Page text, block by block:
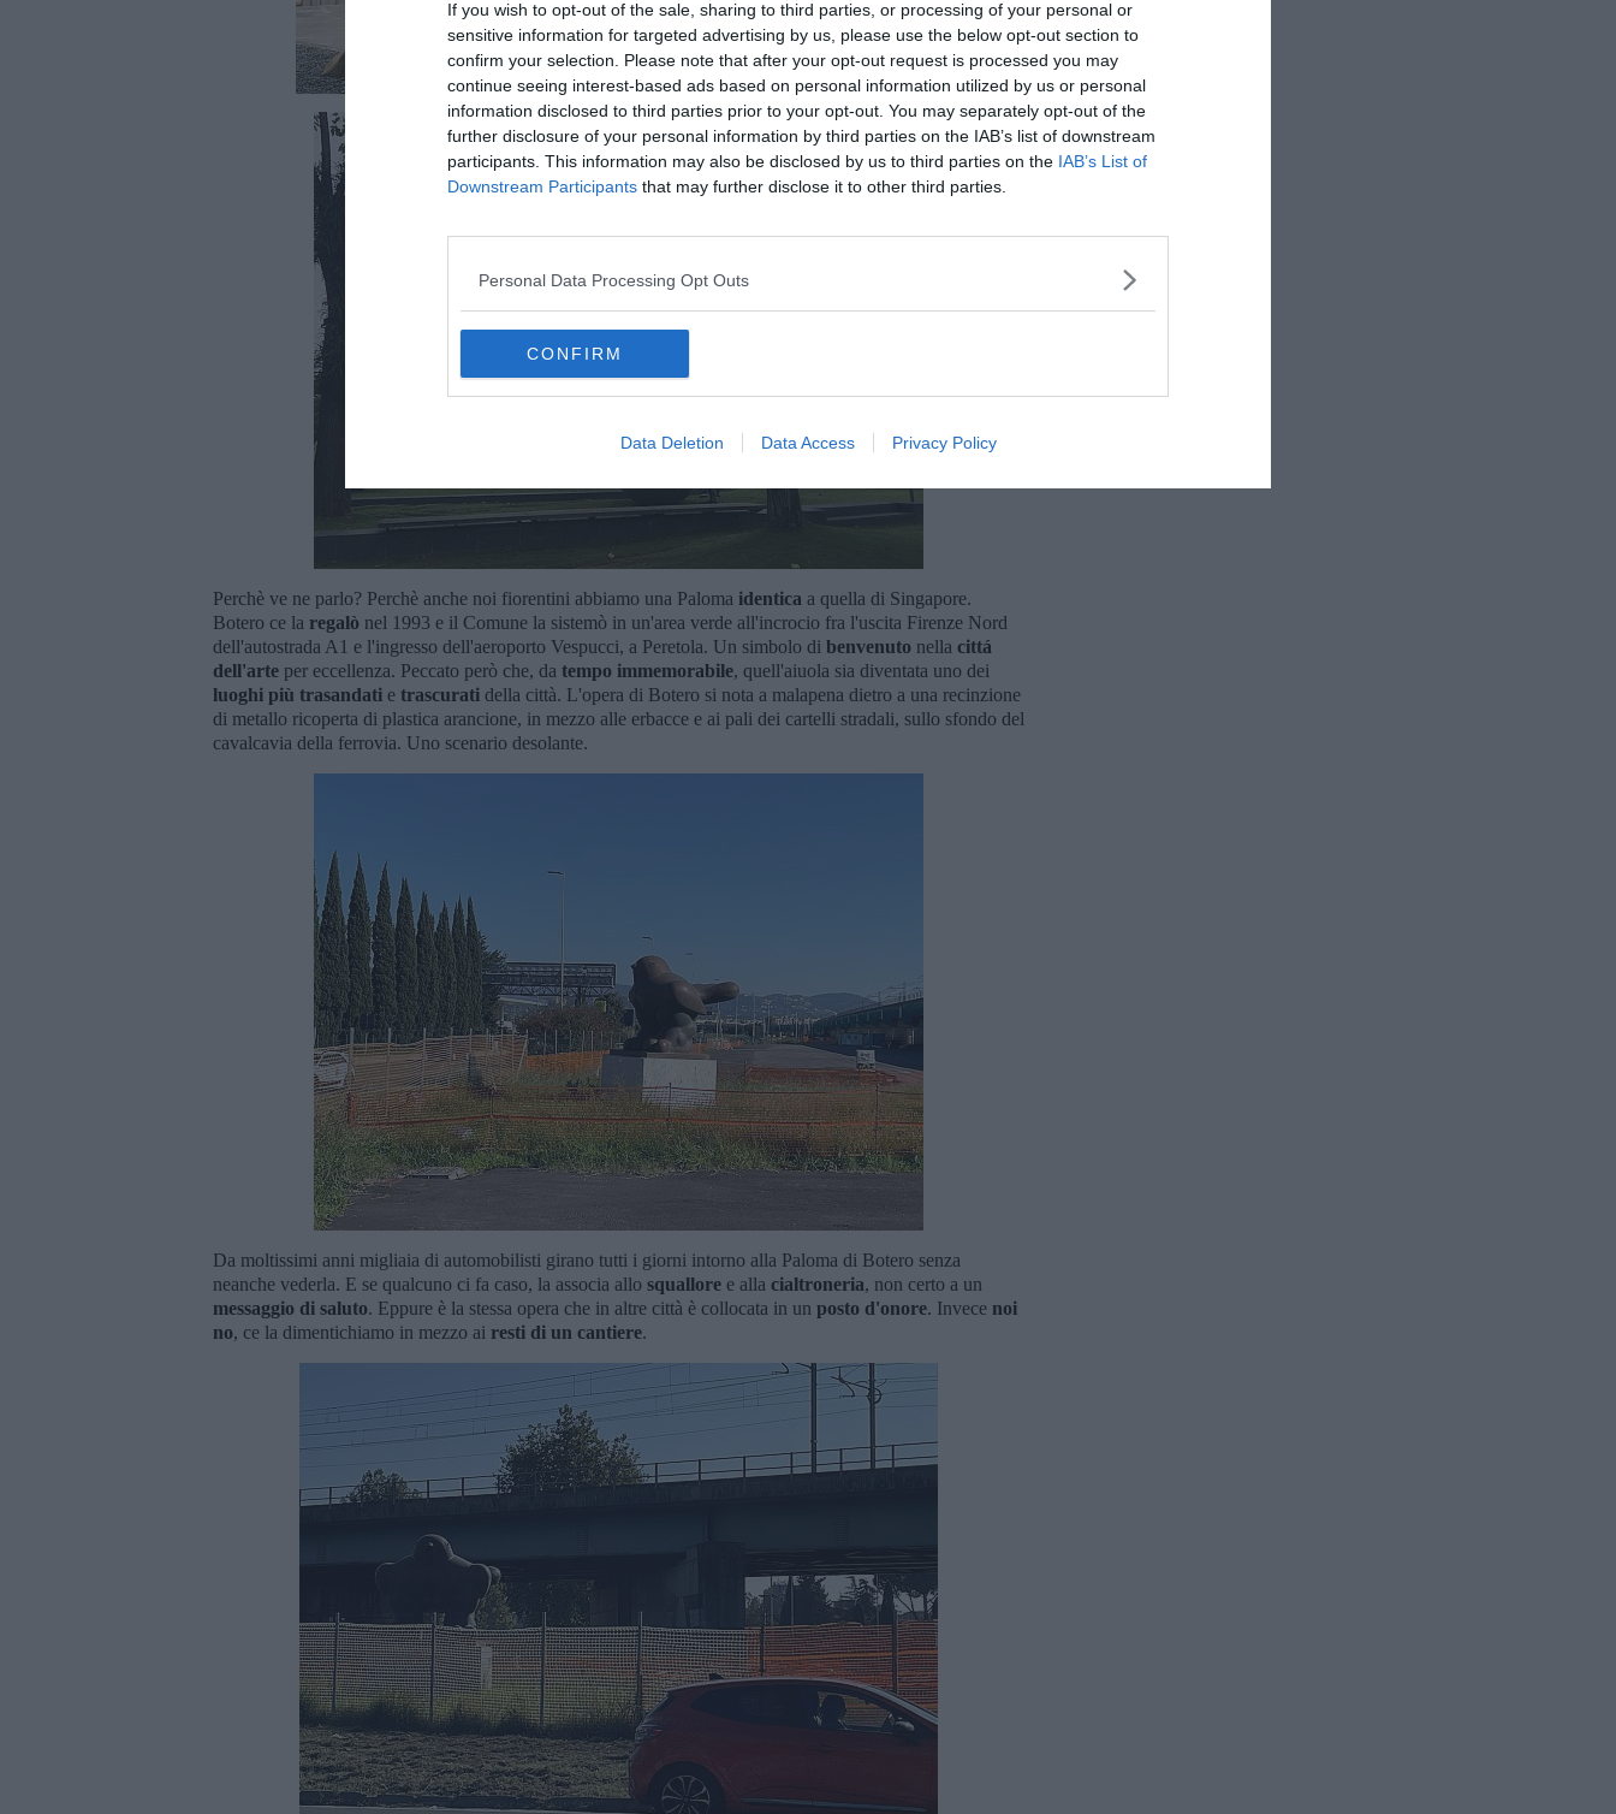
If you wish to opt-out of the sale, sharing to third parties, or processing of your personal or
sensitive information for targeted advertising by us, please use the below opt-out section to
confirm your selection. Please note that after your opt-out request is processed you may
continue seeing interest-based ads based on personal information utilized by us or personal
information disclosed to third parties prior to your opt-out. You may separately opt-out of the
further disclosure of your personal information by third parties on the IAB’s list of downstream
participants. This information may also be disclosed by us to third parties on the IAB’s List of
Downstream Participants that may further disclose it to other third parties.
Personal Data Processing Opt Outs
CONFIRM
Data Deletion Data Access Privacy Policy
Perchè ve ne parlo? Perchè anche noi fiorentini abbiamo una Paloma identica a quella di Singapore.
Botero ce la regalò nel 1993 e il Comune la sistemò in un'area verde all'incrocio fra l'uscita Firenze Nord
dell'autostrada A1 e l'ingresso dell'aeroporto Vespucci, a Peretola. Un simbolo di benvenuto nella cittá
dell'arte per eccellenza. Peccato però che, da tempo immemorabile, quell'aiuola sia diventata uno dei
luoghi più trasandati e trascurati della città. L'opera di Botero si nota a malapena dietro a una recinzione
di metallo ricoperta di plastica arancione, in mezzo alle erbacce e ai pali dei cartelli stradali, sullo sfondo del
cavalcavia della ferrovia. Uno scenario desolante.
Da moltissimi anni migliaia di automobilisti girano tutti i giorni intorno alla Paloma di Botero senza
neanche vederla. E se qualcuno ci fa caso, la associa allo squallore e alla cialtroneria, non certo a un
messaggio di saluto. Eppure è la stessa opera che in altre città è collocata in un posto d'onore. Invece noi
no, ce la dimentichiamo in mezzo ai resti di un cantiere.